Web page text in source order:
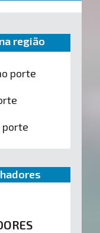
região
porte